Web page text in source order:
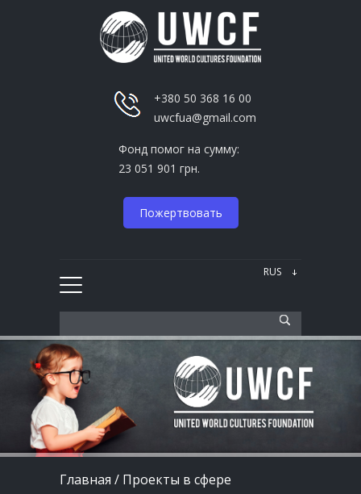
+380 50 368 16 00
uwcfua@gmail.com
Фонд помог на сумму:
23 051 901 грн.
Пожертвовать
Главная / Проекты в сфере